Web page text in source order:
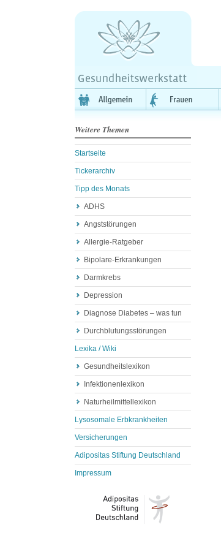
Weitere Themen
Startseite
Tickerarchiv
Tipp des Monats
ADHS
Angststörungen
Allergie-Ratgeber
Bipolare-Erkrankungen
Darmkrebs
Depression
Diagnose Diabetes – was tun
Durchblutungsstörungen
Lexika / Wiki
Gesundheitslexikon
Infektionenlexikon
Naturheilmittellexikon
Lysosomale Erbkrankheiten
Versicherungen
Adipositas Stiftung Deutschland
Impressum